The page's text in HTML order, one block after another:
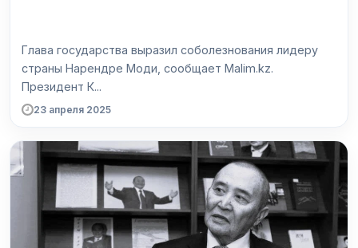
Глава государства выразил соболезнования лидеру
страны Нарендре Моди, сообщает Malim.kz.
Президент К...
23 апреля 2025